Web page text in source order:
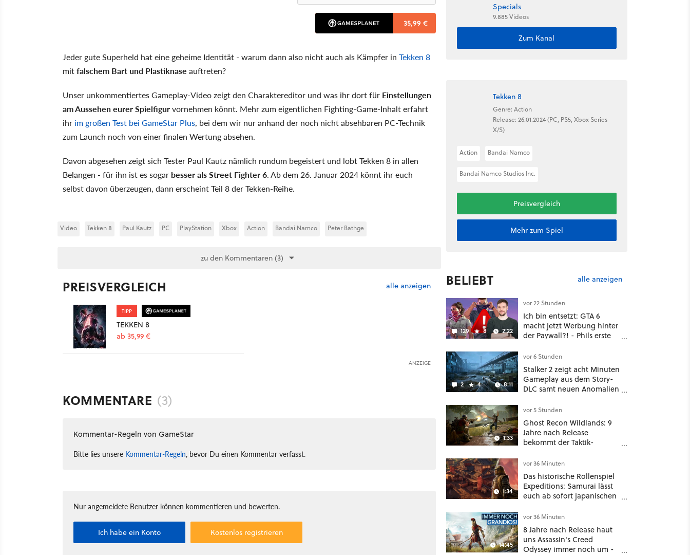
35,99 €
Jeder gute Superheld hat eine geheime Identität - warum dann also nicht auch als Kämpfer in Tekken 8
mitfalschem Bart und Plastiknase auftreten?
Unser unkommentiertes Gameplay-Video zeigt den Charaktereditor und was ihr dort für Einstellungen
am Aussehen eurer Spielfigurvornehmen könnt. Mehr zum eigentlichen Fighting-Game-Inhalt erfahrt
ihr im großen Test bei GameStar Plus, bei dem wir nur anhand der noch nicht absehbaren PC-Technik
zum Launch noch von einer finalen Wertung absehen.
Davon abgesehen zeigt sich Tester Paul Kautz nämlich rundum begeistert und lobt Tekken 8 in allen
Belangen - für ihn ist es sogar besser als Street Fighter 6. Ab dem 26. Januar 2024 könnt ihr euch
selbst davon überzeugen, dann erscheint Teil 8 der Tekken-Reihe.
Video Tekken 8 Paul Kautz PC PlayStation Xbox Action Bandai Namco Peter Bathge
zu den Kommentaren (3)
PREISVERGLEICH alle anzeigen
TIPP
TEKKEN 8
ab 35,99 €
ANZEIGE
KOMMENTARE (3)
Kommentar-Regeln von GameStar
Bitte lies unsere Kommentar-Regeln, bevor Du einen Kommentar verfasst.
Nur angemeldete Benutzer können kommentieren und bewerten.
Ich habe ein Konto Kostenlos registrieren
Specials
9.885 Videos
Zum Kanal
Tekken 8
Genre: Action
Release: 26.01.2024 (PC, PS5, Xbox Series
X/S)
Action Bandai Namco
Bandai Namco Studios Inc.
Preisvergleich
Mehr zum Spiel
BELIEBT alle anzeigen
129 8 2:22
vor 22 Stunden
Ich bin entsetzt: GTA 6
macht jetzt Werbung hinter
der Paywall?! - Phils erste
Deal
2 4 8:11
vor 6 Stunden
Stalker 2 zeigt acht Minuten
Gameplay aus dem Story-
DLC samt neuen Anomalien
1:33
vor 5 Stunden
Ghost Recon Wildlands: 9
Jahre nach Release
bekommt der Taktik-
nochmal ein dickes Update
1:34
vor 36 Minuten
Das historische Rollenspiel
Expeditions: Samurai lässt
euch ab sofort japanischen
wahlweise mit Gewalt oder
Diplomatie
14:45
vor 36 Minuten
8 Jahre nach Release haut
uns Assassin's Creed
Odyssey immer noch um -